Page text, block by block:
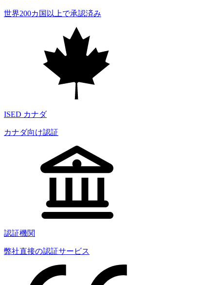
世界200カ国以上で承認済み
ISED カナダ
カナダ向け認証
認証機関
弊社直接の認証サービス